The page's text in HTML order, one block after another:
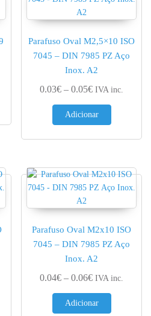
0.08€ through 0.12€
has multiple variants. The options
Parafuso Oval M2,5×10 ISO
7045 – DIN 7985 PZ Aço
Inox. A2
0.03€ – 0.05€Price range:
IVA inc.
Adicionar
0.04€ through 0.07€
Parafuso Oval M2x10 ISO
7045 – DIN 7985 PZ Aço
Inox. A2
0.04€ – 0.06€Price range:
IVA inc.
Adicionar